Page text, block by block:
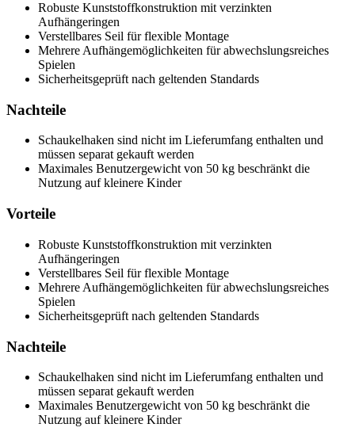
Robuste Kunststoffkonstruktion mit verzinkten
Aufhängeringen
Verstellbares Seil für flexible Montage
Mehrere Aufhängemöglichkeiten für abwechslungsreiches
Spielen
Sicherheitsgeprüft nach geltenden Standards
Nachteile
Schaukelhaken sind nicht im Lieferumfang enthalten und
müssen separat gekauft werden
Maximales Benutzergewicht von 50 kg beschränkt die
Nutzung auf kleinere Kinder
Vorteile
Robuste Kunststoffkonstruktion mit verzinkten
Aufhängeringen
Verstellbares Seil für flexible Montage
Mehrere Aufhängemöglichkeiten für abwechslungsreiches
Spielen
Sicherheitsgeprüft nach geltenden Standards
Nachteile
Schaukelhaken sind nicht im Lieferumfang enthalten und
müssen separat gekauft werden
Maximales Benutzergewicht von 50 kg beschränkt die
Nutzung auf kleinere Kinder